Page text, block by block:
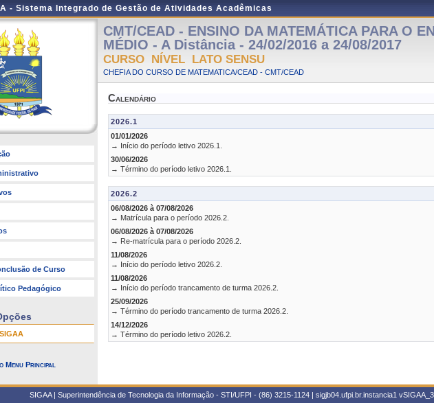
- Sistema Integrado de Gestão de Atividades Acadêmicas
de Curso
Pedagógico
Menu Principal
CMT/CEAD - ENSINO DA MATEMÁTICA PARA O
MÉDIO - A Distância - 24/02/2016 a 24/08/2017
CURSO NÍVEL LATO SENSU
CHEFIA DO CURSO DE MATEMATICA/CEAD - CMT/CEAD
Calendário
2026.1
01/01/2026
→ Início do período letivo 2026.1.
30/06/2026
→ Término do período letivo 2026.1.
2026.2
06/08/2026 à 07/08/2026
→ Matrícula para o período 2026.2.
06/08/2026 à 07/08/2026
→ Re-matrícula para o período 2026.2.
11/08/2026
→ Início do período letivo 2026.2.
11/08/2026
→ Início do período trancamento de turma 2026.2.
25/09/2026
→ Término do período trancamento de turma 2026.2.
14/12/2026
→ Término do período letivo 2026.2.
SIGAA | Superintendência de Tecnologia da Informação - STI/UFPI - (86) 3215-1124 | sigjb04.ufpi.br.instancia1